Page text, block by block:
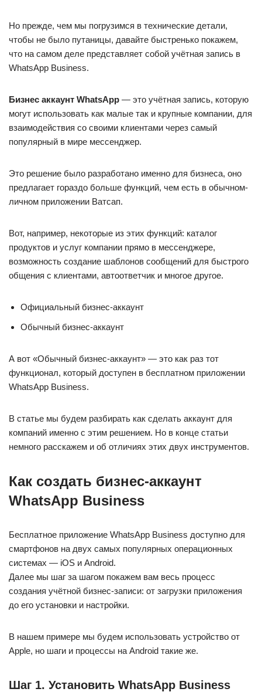
Но прежде, чем мы погрузимся в технические детали,
чтобы не было путаницы, давайте быстренько покажем,
что на самом деле представляет собой учётная запись в
WhatsApp Business.
Бизнес аккаунт WhatsApp — это учётная запись, которую
могут использовать как малые так и крупные компании, для
взаимодействия со своими клиентами через самый
популярный в мире мессенджер.
Это решение было разработано именно для бизнеса, оно
предлагает гораздо больше функций, чем есть в обычном-
личном приложении Ватсап.
Вот, например, некоторые из этих функций: каталог
продуктов и услуг компании прямо в мессенджере,
возможность создание шаблонов сообщений для быстрого
общения с клиентами, автоответчик и многое другое.
Официальный бизнес-аккаунт
Обычный бизнес-аккаунт
А вот «Обычный бизнес-аккаунт» — это как раз тот
функционал, который доступен в бесплатном приложении
WhatsApp Business.
В статье мы будем разбирать как сделать аккаунт для
компаний именно с этим решением. Но в конце статьи
немного расскажем и об отличиях этих двух инструментов.
Как создать бизнес-аккаунт
WhatsApp Business
Бесплатное приложение WhatsApp Business доступно для
смартфонов на двух самых популярных операционных
системах — iOS и Android.
Далее мы шаг за шагом покажем вам весь процесс
создания учётной бизнес-записи: от загрузки приложения
до его установки и настройки.
В нашем примере мы будем использовать устройство от
Apple, но шаги и процессы на Android такие же.
Шаг 1. Установить WhatsApp Business